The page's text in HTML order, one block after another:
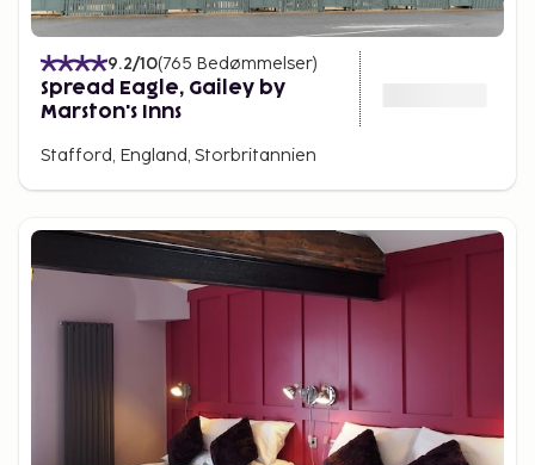
9.2/10(765 Bedømmelser)
Spread Eagle, Gailey by
Marston's Inns
Stafford, England, Storbritannien